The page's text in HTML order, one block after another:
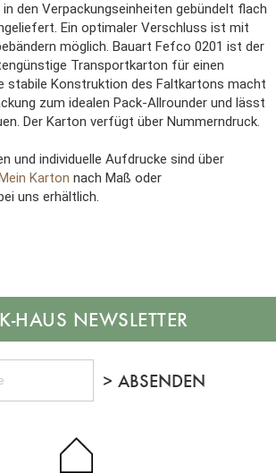
den Verpackungseinheiten gebündelt flach
Ein optimaler Verschluss ist mit
möglich. Bauart Fefco 0201 ist der
Transportkarton für einen
stabile Konstruktion des Faltkartons macht
zum idealen Pack-Allrounder und lässt
Der Karton verfügt über Nummerndruck.
und individuelle Aufdrucke sind über
Karton nach Maß oder
uns erhältlich.
NEWSLETTER